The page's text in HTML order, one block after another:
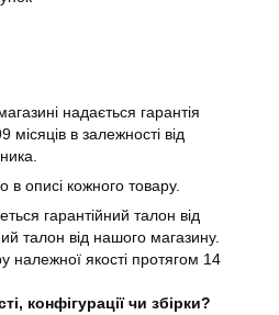
надається гарантія
місяців в залежності від
в описі кожного товару.
гарантійний талон від
талон від нашого магазину.
належної якості протягом 14
конфігурації чи збірки?